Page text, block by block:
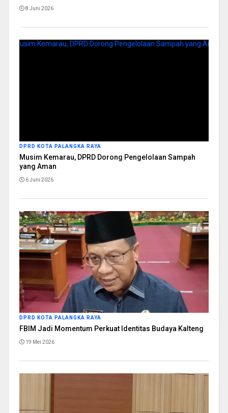
8 Juni 2026
DPRD KOTA PALANGKA RAYA
Musim Kemarau, DPRD Dorong Pengelolaan Sampah
yang Aman
6 Juni 2026
DPRD KOTA PALANGKA RAYA
FBIM Jadi Momentum Perkuat Identitas Budaya Kalteng
19 Mei 2026